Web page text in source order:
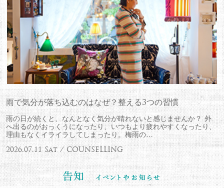
雨で気分が落ち込むのはなぜ？整える3つの習慣
雨の日が続くと、なんとなく気分が晴れないと感じませんか？ 外
へ出るのがおっくうになったり、いつもより疲れやすくなったり、
理由もなくイライラしてしまったり。梅雨の…
2026.07.11 Sat / COUNSELLING